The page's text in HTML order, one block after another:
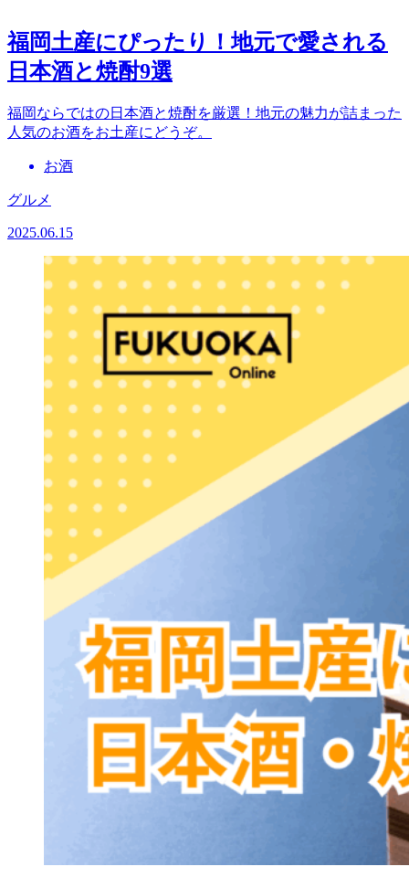
福岡土産にぴったり！地元で愛される
日本酒と焼酎9選
福岡ならではの日本酒と焼酎を厳選！地元の魅力が詰まった
人気のお酒をお土産にどうぞ。
お酒
グルメ
2025.06.15